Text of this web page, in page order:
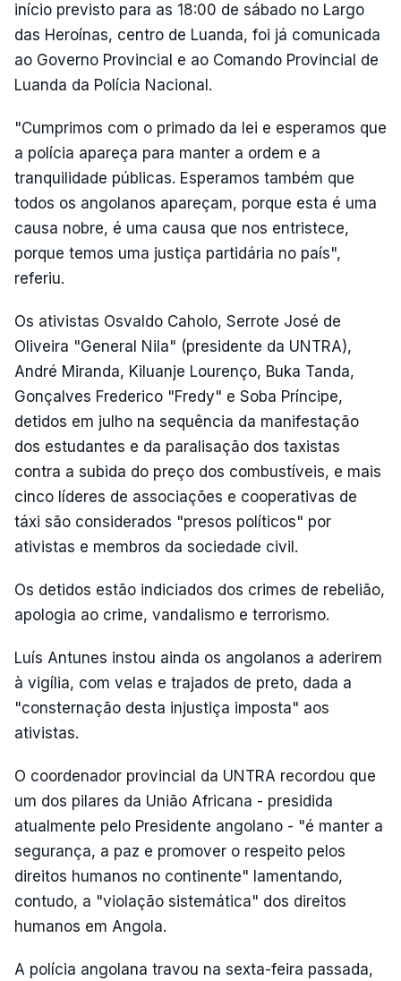
início previsto para as 18:00 de sábado no Largo
das Heroínas, centro de Luanda, foi já comunicada
ao Governo Provincial e ao Comando Provincial de
Luanda da Polícia Nacional.
"Cumprimos com o primado da lei e esperamos que
a polícia apareça para manter a ordem e a
tranquilidade públicas. Esperamos também que
todos os angolanos apareçam, porque esta é uma
causa nobre, é uma causa que nos entristece,
porque temos uma justiça partidária no país",
referiu.
Os ativistas Osvaldo Caholo, Serrote José de
Oliveira "General Nila" (presidente da UNTRA),
André Miranda, Kiluanje Lourenço, Buka Tanda,
Gonçalves Frederico "Fredy" e Soba Príncipe,
detidos em julho na sequência da manifestação
dos estudantes e da paralisação dos taxistas
contra a subida do preço dos combustíveis, e mais
cinco líderes de associações e cooperativas de
táxi são considerados "presos políticos" por
ativistas e membros da sociedade civil.
Os detidos estão indiciados dos crimes de rebelião,
apologia ao crime, vandalismo e terrorismo.
Luís Antunes instou ainda os angolanos a aderirem
à vigília, com velas e trajados de preto, dada a
"consternação desta injustiça imposta" aos
ativistas.
O coordenador provincial da UNTRA recordou que
um dos pilares da União Africana - presidida
atualmente pelo Presidente angolano - "é manter a
segurança, a paz e promover o respeito pelos
direitos humanos no continente" lamentando,
contudo, a "violação sistemática" dos direitos
humanos em Angola.
A polícia angolana travou na sexta-feira passada,